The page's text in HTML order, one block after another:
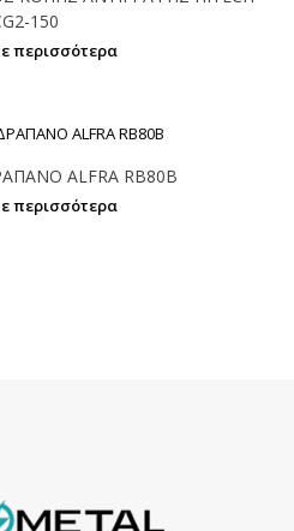
150
περισσότερα
ALFRA RB80B
περισσότερα